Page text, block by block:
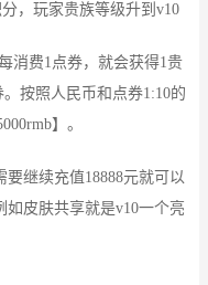
，玩家贵族等级升到v10
费1点券，就会获得1贵
按照人民币和点券1:10的
】。
继续充值18888元就可以
如皮肤共享就是v10一个亮